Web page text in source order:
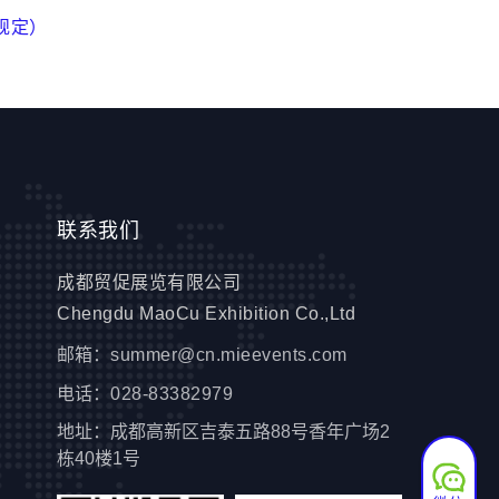
）
联系我们
成都贸促展览有限公司
Chengdu MaoCu Exhibition Co.,Ltd
邮箱： summer@cn.mieevents.com
电话： 028-83382979
地址：成都高新区吉泰五路88号香年广场2
栋40楼1号